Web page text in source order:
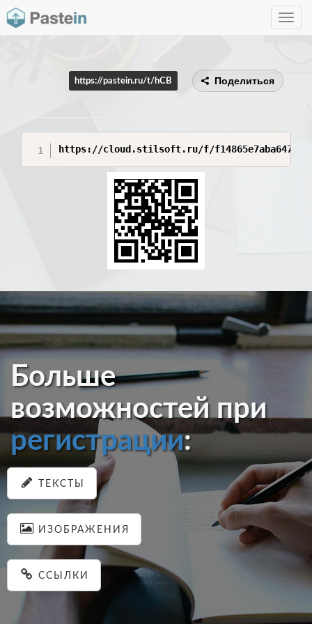
Toggle
https://pastein.ru/t/hCB Поделиться
https://cloud.stilsoft.ru/f/
Больше
возможностей при
регистрации:
ТЕКСТЫ
ИЗОБРАЖЕНИЯ
ССЫЛКИ